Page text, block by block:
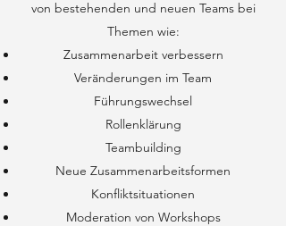
von bestehenden und neuen Teams bei
Themen wie:
Zusammenarbeit verbessern
Veränderungen im Team
Führungswechsel
Rollenklärung
Teambuilding
Neue Zusammenarbeitsformen
Konfliktsituationen
Moderation von Workshops